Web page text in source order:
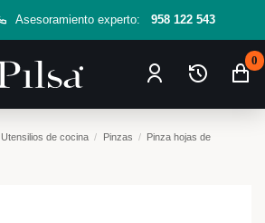
Asesoramiento experto: 958 122 543
0
Utensilios de cocina Pinzas
Pinza hojas de